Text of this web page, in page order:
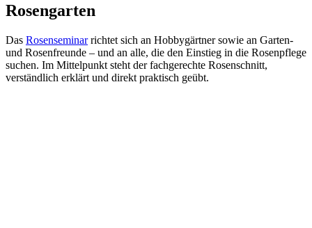
Rosengarten
Das Rosenseminarrichtet sich an Hobbygärtner sowie an Garten-
und Rosenfreunde – und an alle, die den Einstieg in die Rosenpflege
suchen. Im Mittelpunkt steht der fachgerechte Rosenschnitt,
verständlich erklärt und direkt praktisch geübt.